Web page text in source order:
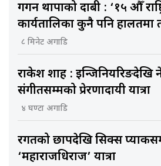
गगन थापाको दाबी : ‘१५ औँ
कार्यतालिका कुनै पनि हालतमा
८ मिनेट अगाडि
राकेश शाह : इन्जिनियरिङदेखि
संगीतसम्मको प्रेरणादायी यात्रा
४ घण्टा अगाडि
रगतको छापदेखि सिक्स
‘महाराजधिराज’ यात्रा